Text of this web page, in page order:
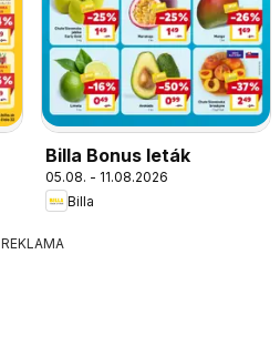
Billa Bonus leták
05.08. - 11.08.2026
Billa
REKLAMA